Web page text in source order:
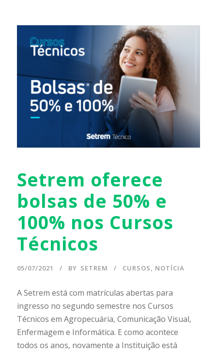
Setrem oferece
bolsas de 50% e
100% nos Cursos
Técnicos
05/07/2021 BY SETREM CURSOS, NOTÍCIA
A Setrem está com matrículas abertas para
ingresso no segundo semestre nos Cursos
Técnicos em Agropecuária, Comunicação Visual,
Enfermagem e Informática. E como acontece
todos os anos, novamente a Instituição está